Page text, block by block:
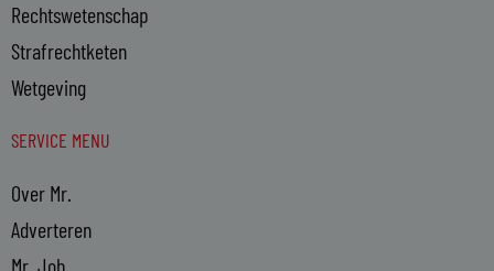
Rechtswetenschap
Strafrechtketen
Wetgeving
SERVICE MENU
Over Mr.
Adverteren
Mr. Job